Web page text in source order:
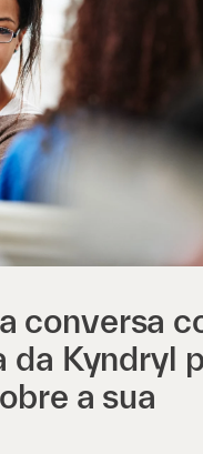
conversa
da Kyndryl
a sua